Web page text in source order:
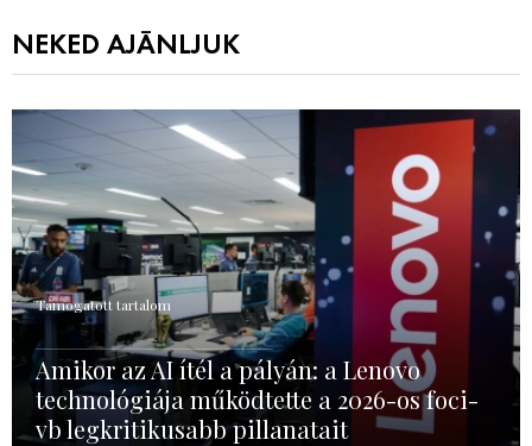
NEKED AJÁNLJUK
Támogatott tartalom
Amikor az AI ítél a pályán: a Lenovo
technológiája működtette a 2026-os foci-
vb legkritikusabb pillanatait